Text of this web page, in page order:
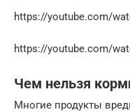
https://youtube.com/
https://youtube.com/
Чем нельзя
Многие продукты